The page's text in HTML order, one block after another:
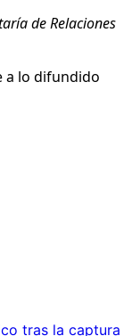
de Relaciones
a lo difundido
tras la captura